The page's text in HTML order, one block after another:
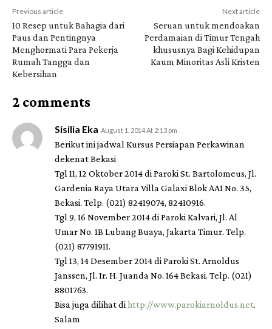
Previous article
10 Resep untuk Bahagia dari
Paus dan Pentingnya
Menghormati Para Pekerja
Rumah Tangga dan
Kebersihan
Next article
Seruan untuk mendoakan
Perdamaian di Timur Tengah
khususnya Bagi Kehidupan
Kaum Minoritas Asli Kristen
2 comments
Sisilia Eka August 1, 2014 At 2:13 pm
Berikut ini jadwal Kursus Persiapan Perkawinan
dekenat Bekasi
Tgl 11, 12 Oktober 2014 di Paroki St. Bartolomeus, Jl.
Gardenia Raya Utara Villa Galaxi Blok AA1 No. 35,
Bekasi. Telp. (021) 82419074, 82410916.
Tgl 9, 16 November 2014 di Paroki Kalvari, Jl. Al
Umar No. 1B Lubang Buaya, Jakarta Timur. Telp.
(021) 87791911.
Tgl 13, 14 Desember 2014 di Paroki St. Arnoldus
Janssen, Jl. Ir. H. Juanda No. 164 Bekasi. Telp. (021)
8801763.
Bisa juga dilihat dihttp://www.parokiarnoldus.net.
Salam